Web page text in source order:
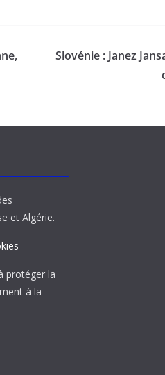
Slovénie : Janez
et Algérie.
protéger la
à la